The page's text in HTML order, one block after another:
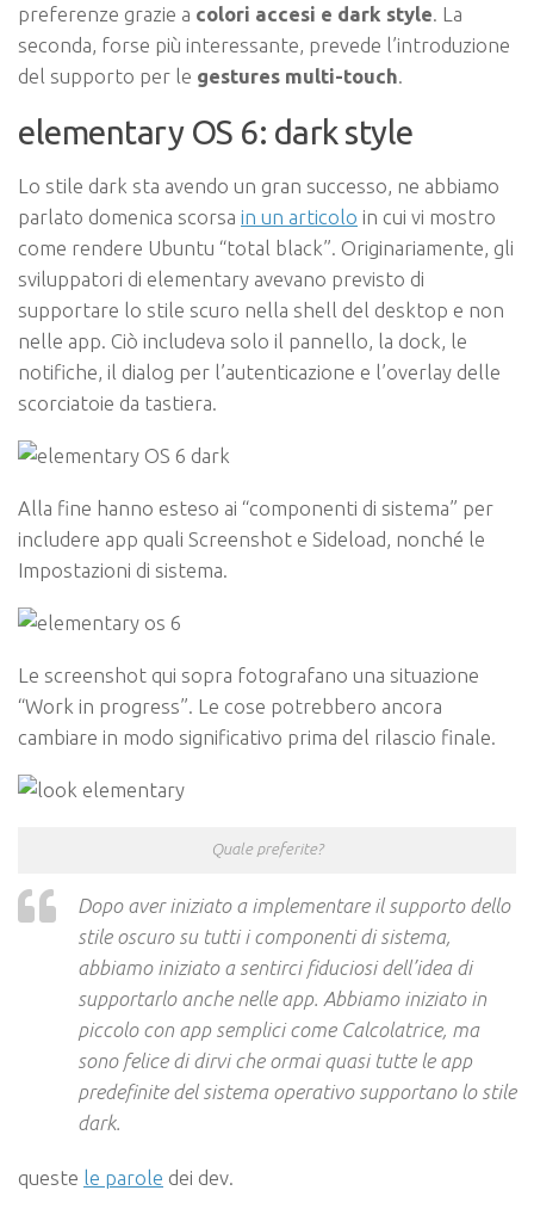
preferenze grazie a colori accesi e dark style . La
seconda, forse più interessante, prevede l’introduzione
del supporto per le gestures multi-touch
elementary OS 6: dark style
Lo stile dark sta avendo un gran successo, ne abbiamo
parlato domenica scorsa in un articolo in cui vi mostro
come rendere Ubuntu “total black”. Originariamente, gli
sviluppatori di elementary avevano previsto di
supportare lo stile scuro nella shell del desktop e non
nelle app. Ciò includeva solo il pannello, la dock, le
notifiche, il dialog per l’autenticazione e l’overlay delle
scorciatoie da tastiera.
Alla fine hanno esteso ai “componenti di sistema” per
includere app quali Screenshot e Sideload, nonché le
Impostazioni di sistema.
Le screenshot qui sopra fotografano una situazione
“Work in progress”. Le cose potrebbero ancora
cambiare in modo significativo prima del rilascio finale.
Quale preferite?
Dopo aver iniziato a implementare il supporto dello
stile oscuro su tutti i componenti di sistema,
abbiamo iniziato a sentirci fiduciosi dell’idea di
supportarlo anche nelle app. Abbiamo iniziato in
piccolo con app semplici come Calcolatrice, ma
sono felice di dirvi che ormai quasi tutte le app
predefinite del sistema operativo supportano lo stile
dark.
queste le parole dei dev.